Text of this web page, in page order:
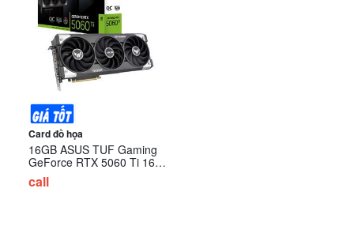
Card đồ họa
16GB ASUS TUF Gaming
GeForce RTX 5060 Ti 16GB
GDDR7 OC Edition (TUF-
RTX5060TI-O16G-GAMING)
call